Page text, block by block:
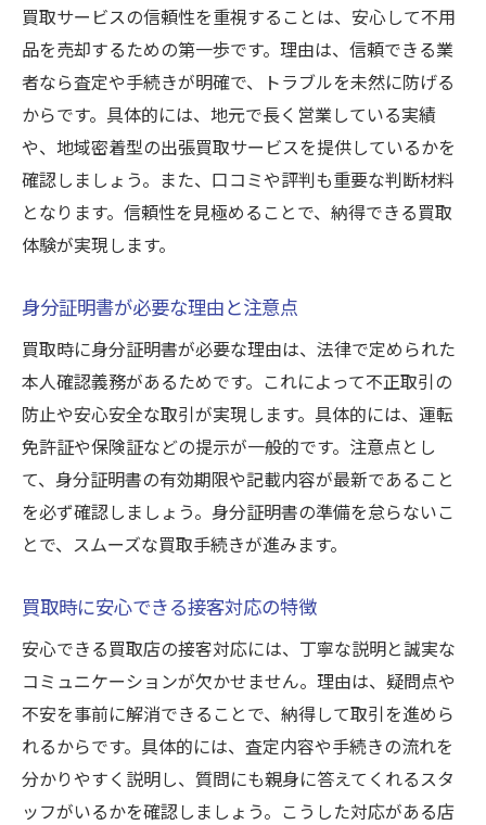
買取サービスの信頼性を重視することは、安心して不用
品を売却するための第一歩です。理由は、信頼できる業
者なら査定や手続きが明確で、トラブルを未然に防げる
からです。具体的には、地元で長く営業している実績
や、地域密着型の出張買取サービスを提供しているかを
確認しましょう。また、口コミや評判も重要な判断材料
となります。信頼性を見極めることで、納得できる買取
体験が実現します。
身分証明書が必要な理由と注意点
買取時に身分証明書が必要な理由は、法律で定められた
本人確認義務があるためです。これによって不正取引の
防止や安心安全な取引が実現します。具体的には、運転
免許証や保険証などの提示が一般的です。注意点とし
て、身分証明書の有効期限や記載内容が最新であること
を必ず確認しましょう。身分証明書の準備を怠らないこ
とで、スムーズな買取手続きが進みます。
買取時に安心できる接客対応の特徴
安心できる買取店の接客対応には、丁寧な説明と誠実な
コミュニケーションが欠かせません。理由は、疑問点や
不安を事前に解消できることで、納得して取引を進めら
れるからです。具体的には、査定内容や手続きの流れを
分かりやすく説明し、質問にも親身に答えてくれるスタ
ッフがいるかを確認しましょう。こうした対応がある店